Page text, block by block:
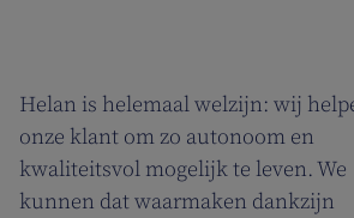
Helan is helemaal welzijn: wij
onze klant om zo autonoom en
kwaliteitsvol mogelijk te leven. We
kunnen dat waarmaken dankzijn